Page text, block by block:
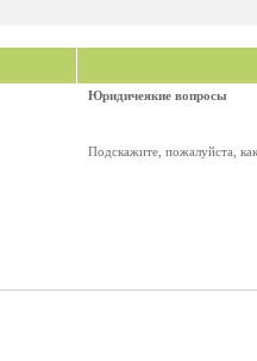
Юридичеякие вопросы
Подскажите, пожалуйста,